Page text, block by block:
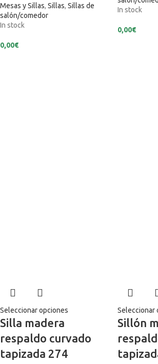
Mesas y Sillas, Sillas, Sillas de
salón/comedor
In stock
0,00€
In stock
0,00€
Seleccionar opciones
Silla madera
respaldo curvado
tapizada 274
Seleccionar
Sillón